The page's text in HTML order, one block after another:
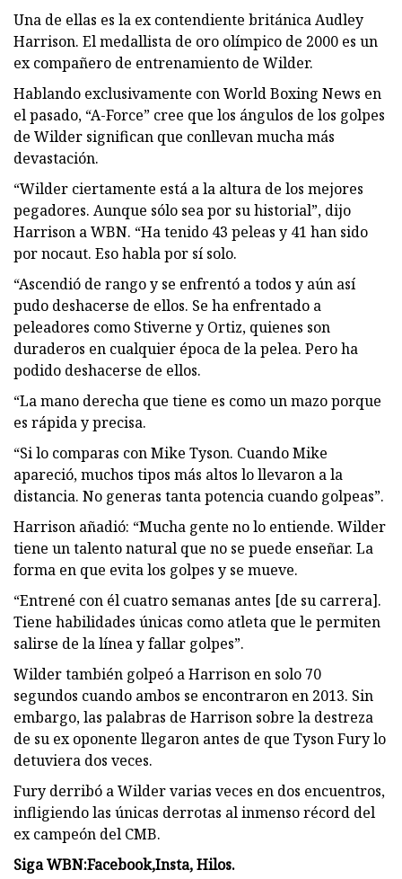
Una de ellas es la ex contendiente británica Audley
Harrison. El medallista de oro olímpico de 2000 es un
ex compañero de entrenamiento de Wilder.
Hablando exclusivamente con World Boxing News en
el pasado, “A-Force” cree que los ángulos de los golpes
de Wilder significan que conllevan mucha más
devastación.
“Wilder ciertamente está a la altura de los mejores
pegadores. Aunque sólo sea por su historial”, dijo
Harrison a WBN. “Ha tenido 43 peleas y 41 han sido
por nocaut. Eso habla por sí solo.
“Ascendió de rango y se enfrentó a todos y aún así
pudo deshacerse de ellos. Se ha enfrentado a
peleadores como Stiverne y Ortiz, quienes son
duraderos en cualquier época de la pelea. Pero ha
podido deshacerse de ellos.
“La mano derecha que tiene es como un mazo porque
es rápida y precisa.
“Si lo comparas con Mike Tyson. Cuando Mike
apareció, muchos tipos más altos lo llevaron a la
distancia. No generas tanta potencia cuando golpeas”.
Harrison añadió: “Mucha gente no lo entiende. Wilder
tiene un talento natural que no se puede enseñar. La
forma en que evita los golpes y se mueve.
“Entrené con él cuatro semanas antes [de su carrera].
Tiene habilidades únicas como atleta que le permiten
salirse de la línea y fallar golpes”.
Wilder también golpeó a Harrison en solo 70
segundos cuando ambos se encontraron en 2013. Sin
embargo, las palabras de Harrison sobre la destreza
de su ex oponente llegaron antes de que Tyson Fury lo
detuviera dos veces.
Fury derribó a Wilder varias veces en dos encuentros,
infligiendo las únicas derrotas al inmenso récord del
ex campeón del CMB.
Siga WBN:Facebook,Insta, Hilos.